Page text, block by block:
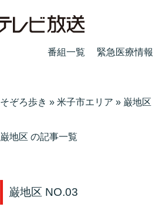
番組一覧 緊急医療情報
そぞろ歩き » 米子市エリア » 巌地区
巌地区 の記事一覧
巌地区 NO.03